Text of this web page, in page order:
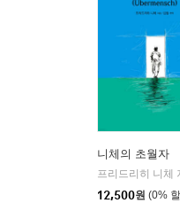
니체의 초월자
12,500원 (0%